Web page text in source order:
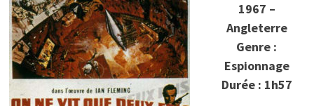
1967 –
Angleterre
Genre :
Espionnage
Durée : 1h57